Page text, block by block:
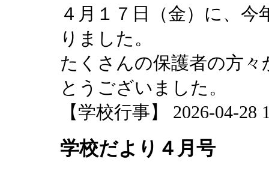
４月１７日（金）に、
りました。
たくさんの保護者の方
とうございました。
【学校行事】 2026-04-28
学校だより４月号